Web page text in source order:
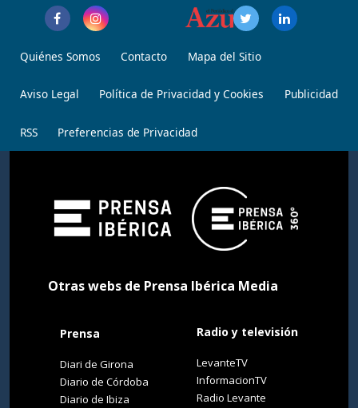
Quiénes Somos Contacto Mapa del Sitio
Aviso Legal Política de Privacidad y Cookies Publicidad
RSS Preferencias de Privacidad
Otras webs de Prensa Ibérica Media
Prensa
Diari de Girona
Diario de Córdoba
Diario de Ibiza
Radio y televisión
LevanteTV
InformacionTV
Radio Levante